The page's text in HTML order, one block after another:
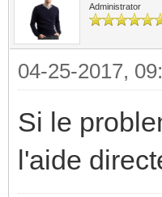
Administrator
04-25-2017,
Si le
l'aide